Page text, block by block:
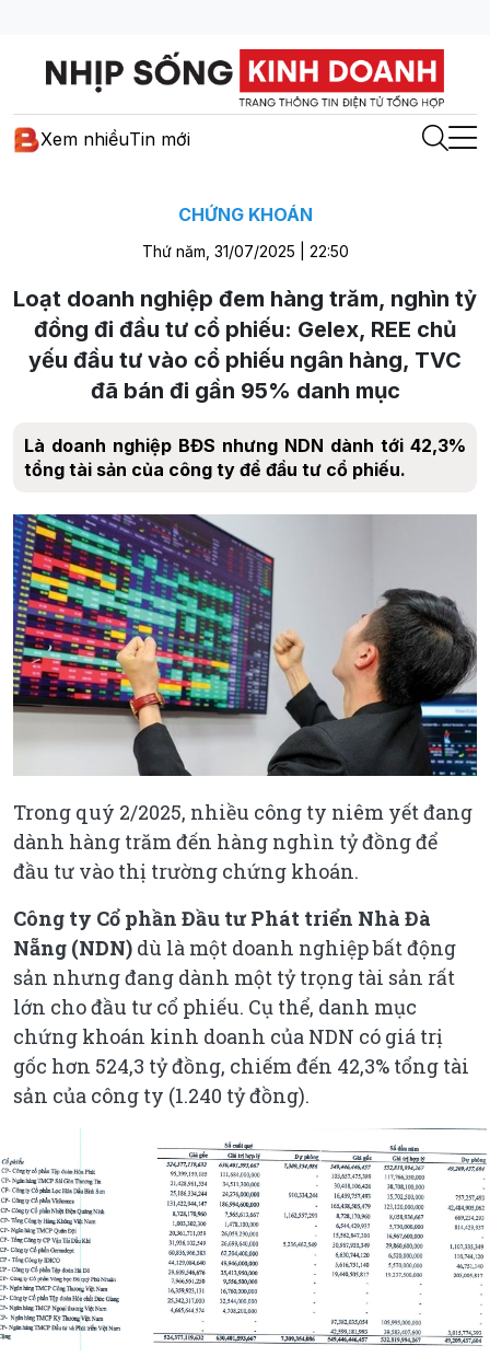
Xem nhiềuTin mới
CHỨNG KHOÁN
Thứ năm, 31/07/2025 | 22:50
Loạt doanh nghiệp đem hàng trăm, nghìn tỷ
đồng đi đầu tư cổ phiếu: Gelex, REE chủ
yếu đầu tư vào cổ phiếu ngân hàng, TVC
đã bán đi gần 95% danh mục
Là doanh nghiệp BĐS nhưng NDN dành tới 42,3%
tổng tài sản của công ty để đầu tư cổ phiếu.
Trong quý 2/2025, nhiều công ty niêm yết đang
dành hàng trăm đến hàng nghìn tỷ đồng để
đầu tư vào thị trường chứng khoán.
Công ty Cổ phần Đầu tư Phát triển Nhà Đà
Nẵng (NDN) dù là một doanh nghiệp bất động
sản nhưng đang dành một tỷ trọng tài sản rất
lớn cho đầu tư cổ phiếu. Cụ thể, danh mục
chứng khoán kinh doanh của NDN có giá trị
gốc hơn 524,3 tỷ đồng, chiếm đến 42,3% tổng tài
sản của công ty (1.240 tỷ đồng).